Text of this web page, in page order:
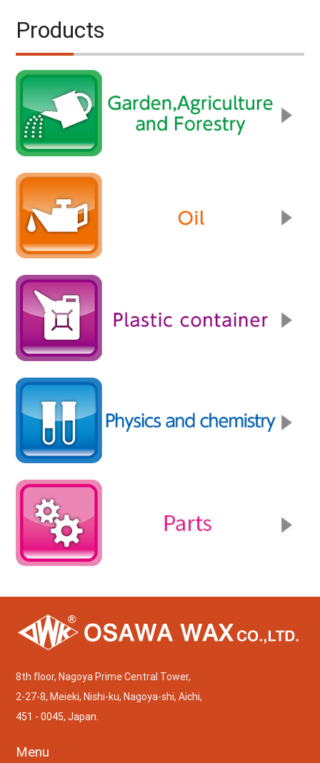
Products
8th floor, Nagoya Prime Central Tower,
2-27-8, Meieki, Nishi-ku, Nagoya-shi, Aichi,
451 - 0045, Japan.
Menu